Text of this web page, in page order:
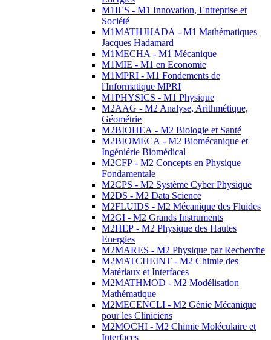
M1IES - M1 Innovation, Entreprise et
Société
M1MATHJHADA - M1 Mathématiques
Jacques Hadamard
M1MECHA - M1 Mécanique
M1MIE - M1 en Economie
M1MPRI - M1 Fondements de
l'Informatique MPRI
M1PHYSICS - M1 Physique
M2AAG - M2 Analyse, Arithmétique,
Géométrie
M2BIOHEA - M2 Biologie et Santé
M2BIOMECA - M2 Biomécanique et
Ingéniérie Biomédical
M2CFP - M2 Concepts en Physique
Fondamentale
M2CPS - M2 Système Cyber Physique
M2DS - M2 Data Science
M2FLUIDS - M2 Mécanique des Fluides
M2GI - M2 Grands Instruments
M2HEP - M2 Physique des Hautes
Energies
M2MARES - M2 Physique par Recherche
M2MATCHEINT - M2 Chimie des
Matériaux et Interfaces
M2MATHMOD - M2 Modélisation
Mathématique
M2MECENCLI - M2 Génie Mécanique
pour les Cliniciens
M2MOCHI - M2 Chimie Moléculaire et
Interfaces